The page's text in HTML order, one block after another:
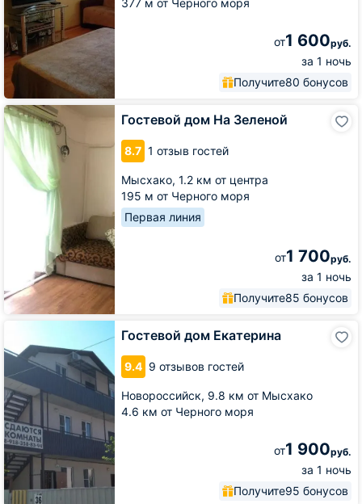
377 м от Черного моря
от1 600руб.
за 1 ночь
Получите80 бонусов
Гостевой дом На Зеленой
8.7 1 отзыв гостей
Мысхако, 1.2 км от центра
195 м от Черного моря
Первая линия
от1 700руб.
за 1 ночь
Получите85 бонусов
Гостевой
дом
На
Зеленой
Гостевой дом Екатерина
9.4 9 отзывов гостей
Новороссийск, 9.8 км от Мысхако
4.6 км от Черного моря
от1 900руб.
за 1 ночь
Получите95 бонусов
Екатерина